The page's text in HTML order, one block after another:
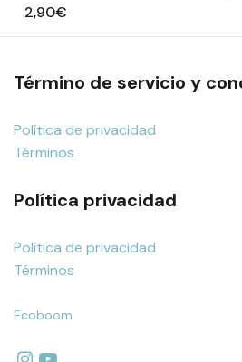
2,90€
Término de servicio y
Política de privacidad
Términos
Política privacidad
Política de privacidad
Términos
Ecoboom